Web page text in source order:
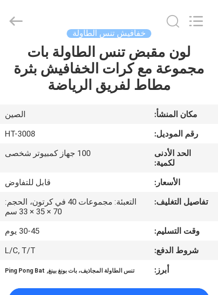
المنزل
المنتجات
حولنا
جولة
المصنع
مراقبة
الجودة
اتصل
Dunya
خفافيش تنس الطاولة
لون مقبض تنس الطاولة بات
مجموعة مع كرات الخفافيش بثرة
مطاط لفريق الرياضة
مكان المنشأ:
الصين
رقم الموديل:
HT-3008
الحد الأدنى
لكمية:
100 جهاز كمبيوتر شخصى
الأسعار:
قابل للتفاوض
تفاصيل التغليف:
التعبئة: مجموعات 40 في كرتون، الحجم:
70 × 35 × 33 سم
وقت التسليم:
30-45 يوم
شروط الدفع:
L/C, T/T
أبرز:
تنس الطاولة المجاذيف، بات بونغ بينغ,
Ping Pong Bat